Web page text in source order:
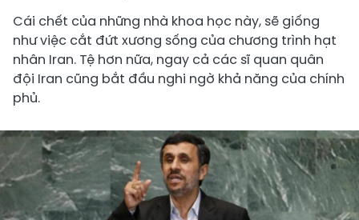
Cái chết của những nhà khoa học này, sẽ giống
như việc cắt đứt xương sống của chương trình hạt
nhân Iran. Tệ hơn nữa, ngay cả các sĩ quan quân
đội Iran cũng bắt đầu nghi ngờ khả năng của chính
phủ.